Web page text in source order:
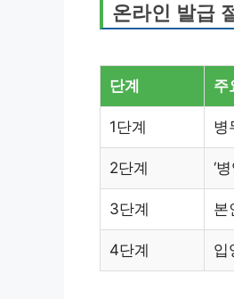
온라인 발급
단계 주
1단계 병
2단계 ‘
3단계 본
4단계 입